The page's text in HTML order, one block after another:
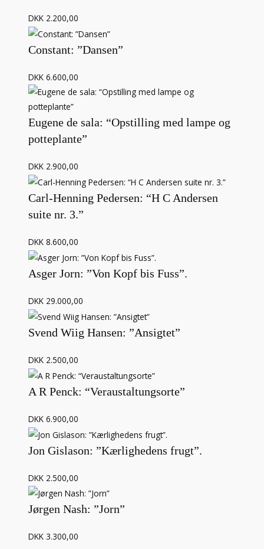
DKK 2.200,00
Constant: ”Dansen”
DKK 6.600,00
Eugene de sala: “Opstilling med lampe og
potteplante”
DKK 2.900,00
Carl-Henning Pedersen: “H C Andersen
suite nr. 3.”
DKK 8.600,00
Asger Jorn: ”Von Kopf bis Fuss”.
DKK 29.000,00
Svend Wiig Hansen: ”Ansigtet”
DKK 2.500,00
A R Penck: “Veraustaltungsorte”
DKK 6.900,00
Jon Gislason: ”Kærlighedens frugt”.
DKK 2.500,00
Jørgen Nash: ”Jorn”
DKK 3.300,00